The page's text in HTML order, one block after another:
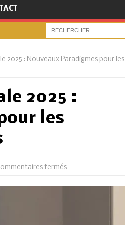
2025 : Nouveaux Paradigmes pour les
2025 :
les
fermés